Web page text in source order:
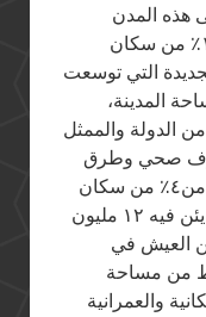
هذه المدن
الجديدة على أمل أن تجذب حوالي ١١٪ من سكان
التي توسعت
٣٩٪ من مساحة المدينة،
الدولة والممثل
صحي وطرق
وتليفونات، لم تستطع أن تجذب أكثر من٤٪ من سكان
القاهرة الكبرى. هذا في الوقت الذي يئن فيه ١٢ مليون
العيش في
تمثل نسبة ١٧٪ فقط من مساحة
والعمرانية